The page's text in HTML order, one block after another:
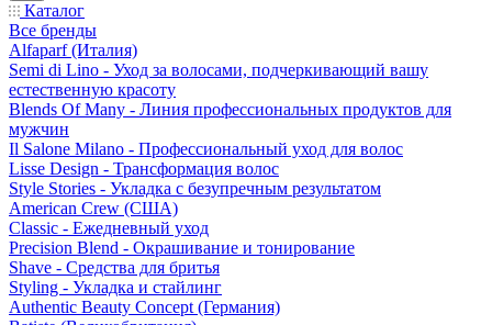
Каталог
Все бренды
Alfaparf (Италия)
Semi di Lino - Уход за волосами, подчеркивающий вашу
естественную красоту
Blends Of Many - Линия профессиональных продуктов для
мужчин
Il Salone Milano - Профессиональный уход для волос
Lisse Design - Трансформация волос
Style Stories - Укладка с безупречным результатом
American Crew (США)
Classic - Ежедневный уход
Precision Blend - Окрашивание и тонирование
Shave - Средства для бритья
Styling - Укладка и стайлинг
Authentic Beauty Concept (Германия)